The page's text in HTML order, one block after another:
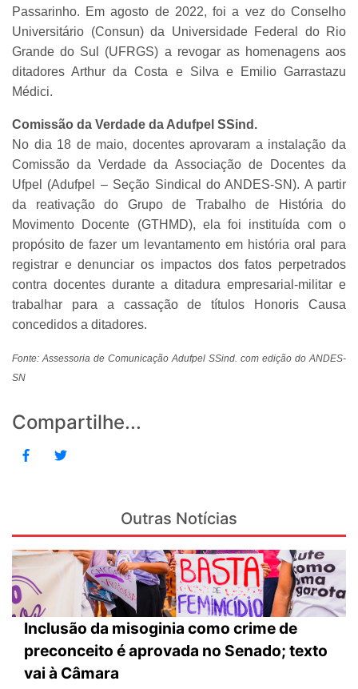
Passarinho. Em agosto de 2022, foi a vez do Conselho
Universitário (Consun) da Universidade Federal do Rio
Grande do Sul (UFRGS) a revogar as homenagens aos
ditadores Arthur da Costa e Silva e Emilio Garrastazu
Médici.
Comissão da Verdade da Adufpel SSind.
No dia 18 de maio, docentes aprovaram a instalação da
Comissão da Verdade da Associação de Docentes da
Ufpel (Adufpel – Seção Sindical do ANDES-SN). A partir
da reativação do Grupo de Trabalho de História do
Movimento Docente (GTHMD), ela foi instituída com o
propósito de fazer um levantamento em história oral para
registrar e denunciar os impactos dos fatos perpetrados
contra docentes durante a ditadura empresarial-militar e
trabalhar para a cassação de títulos Honoris Causa
concedidos a ditadores.
Fonte: Assessoria de Comunicação Adufpel SSind. com edição do ANDES-
SN
Compartilhe...
Outras Notícias
Inclusão da misoginia como crime de
preconceito é aprovada no Senado; texto
vai à Câmara